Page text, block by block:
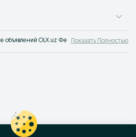
объявлений OLX.uz Фергана. Множество
Показать Полностью